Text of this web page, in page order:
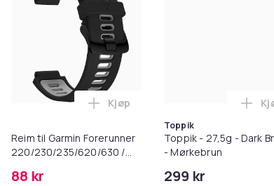
Reim til Garmin Forerunner
220/230/235/620/630 /
88 kr
Legg Reim til Garmin
Kjøp
Toppik
Toppik - 27,5g - Dark
- Mørkebrun
299 kr